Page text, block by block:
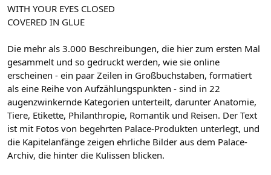
WITH YOUR EYES CLOSED
COVERED IN GLUE
Die mehr als 3.000 Beschreibungen, die hier zum ersten Mal
gesammelt und so gedruckt werden, wie sie online
erscheinen - ein paar Zeilen in Großbuchstaben, formatiert
als eine Reihe von Aufzählungspunkten - sind in 22
augenzwinkernde Kategorien unterteilt, darunter Anatomie,
Tiere, Etikette, Philanthropie, Romantik und Reisen. Der Text
ist mit Fotos von begehrten Palace-Produkten unterlegt, und
die Kapitelanfänge zeigen ehrliche Bilder aus dem Palace-
Archiv, die hinter die Kulissen blicken.